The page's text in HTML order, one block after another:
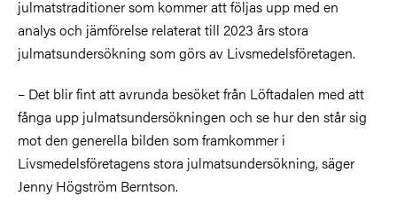
julmatstraditioner som kommer att följas upp med en
analys och jämförelse relaterat till 2023 års stora
julmatsundersökning som görs av Livsmedelsföretagen.
– Det blir fint att avrunda besöket från Löftadalen med att
fånga upp julmatsundersökningen och se hur den står sig
mot den generella bilden som framkommer i
Livsmedelsföretagens stora julmatsundersökning, säger
Jenny Högström Berntson.